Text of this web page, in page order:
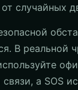
случайных
В реальной
а SOS